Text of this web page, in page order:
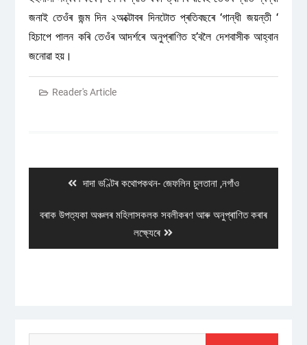
জনাই তেওঁৰ জন্ম দিন ২অক্টোবৰ দিনটোত প্ৰতিবছৰে ‘গান্ধী জয়ন্তী ‘
হিচাপে পালন কৰি তেওঁৰ আদৰ্শৰে অনুপ্ৰাণিত হ’বলৈ দেশবাসীক আহ্বান
জনোৱা হয়।
Reader's Article
Previous
দাদা ভণ্টিৰ কথোপকথন- জেফলিন চুলতানা ,নগাঁও
Next
বৰাক উপত্যকা অঞ্চলৰ মহিলাসকলক সবলীকৰণ আৰু অনুপ্ৰাণিত কৰাৰ
লক্ষ্যেৰে